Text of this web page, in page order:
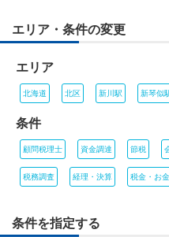
エリア・条件の変更
エリア
北海道 北区 新川駅 新琴似
条件
顧問税理士 資金調達 節税
税務調査 経理・決算 税金・お金
条件を指定する